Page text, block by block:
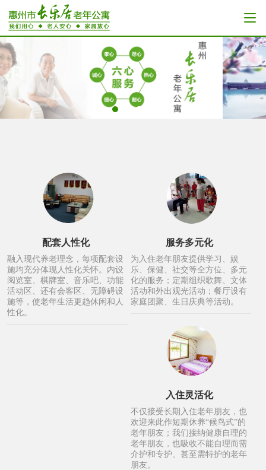
配套人性化
融入现代养老理念，每项配套设
施均充分体现人性化关怀。内设
阅览室、棋牌室、音乐吧、功能
活动区、还有会客区、无障碍设
施等，使老年生活更趋休闲和人
性化。
服务多元化
为入住老年朋友提供学习、娱
乐、保健、社交等全方位、多元
化的服务；定期组织歌舞、文体
活动和外出观光活动；餐厅设有
家庭团聚、生日庆典等活动。
入住灵活化
不仅接受长期入住老年朋友，也
欢迎来此作短期休养“候鸟式”的
老年朋友；我们接纳健康自理的
老年朋友，也吸收不能自理而需
介护和专护、甚至需特护的老年
朋友。